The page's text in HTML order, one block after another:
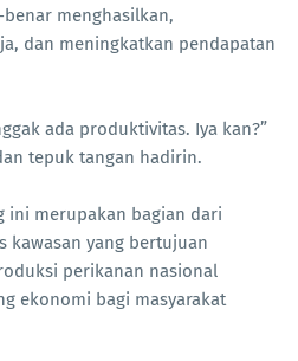
menghasilkan,
dan meningkatkan pendapatan
ada produktivitas. Iya kan?”
tepuk tangan hadirin.
ini merupakan bagian dari
kawasan yang bertujuan
perikanan nasional
ekonomi bagi masyarakat